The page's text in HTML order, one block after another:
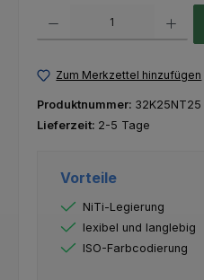
Zum Merkzettel hinzufügen
Produktnummer: 32K25NT25
Lieferzeit: 2-5 Tage
Vorteile
NiTi-Legierung
lexibel und langlebig
ISO-Farbcodierung